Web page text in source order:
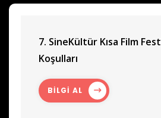
7. SineKültür Kısa Film
Koşulları
BİLGİ AL